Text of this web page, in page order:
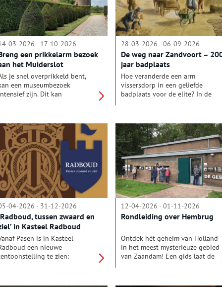
steeds. Gevaarlijke boeken is te
zien van 6 maart tot en met 30
augustus in Teylers Museum in
Haarlem.
03-2026 - 17-10-2026
een prikkelarm bezoek
het Muiderslot
je snel overprikkeld bent,
een museumbezoek
zijn. Dit kan
tinnitus of een andere ziekte.
Ook mensen die snel
overprikkeld zijn, willen we
graag een fijne beleving bieden.
organiseert het
in 2026 een aantal
buiten onze
reguliere openingstijden,
voor een prikkelarm
28-03-2026 - 06-09-2026
De weg naar Zandvoort –
jaar badplaats
Hoe veranderde een arm
vissersdorp in een geliefde
badplaats voor de elite? In de
Zandvoorts Museum bezoekers
mee naar het begin van het
badtoerisme in Nederland. De
tentoonstelling is te zien van 28
maart tot en met 6 september
en laat zien hoe visie, ambitie en
een beetje lef de basis legden
voor het Zandvoort van
vandaag.
04-2026 - 31-12-2026
tussen zwaard en
in Kasteel Radboud
Pasen is in Kasteel
een nieuwe
te zien:
12-04-2026 - 01-11-2026
Rondleiding over Hembrug
Ontdek hét geheim van Holland
in het meest mysterieuze gebied
van Zaandam! Een gids laat de